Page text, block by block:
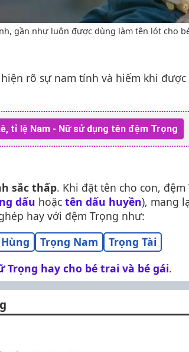
gần như luôn được dùng làm tên lót cho
rõ sự nam tính và hiếm khi
tỉ lệ Nam - Nữ sử dụng tên đệm Trọng
sắc thấp. Khi đặt tên cho con,
dấu hoặc tên dấu huyền), mang
hay với đệm Trọng như:
Trọng Nam
Trọng Tài
Trọng hay cho bé trai và bé gái.